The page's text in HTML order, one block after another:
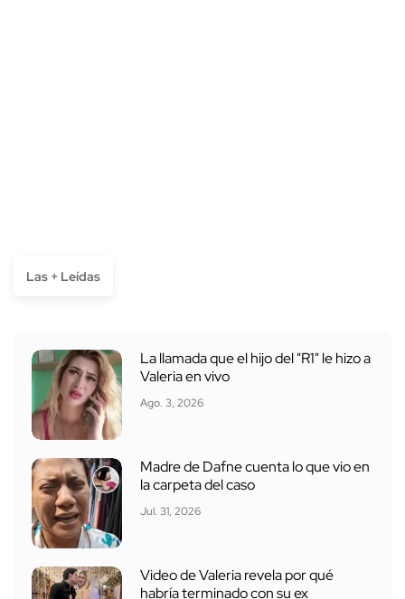
Las + Leídas
La llamada que el hijo del "R1" le hizo a
Valeria en vivo
Ago. 3, 2026
Madre de Dafne cuenta lo que vio en
la carpeta del caso
Jul. 31, 2026
Video de Valeria revela por qué
habría terminado con su ex